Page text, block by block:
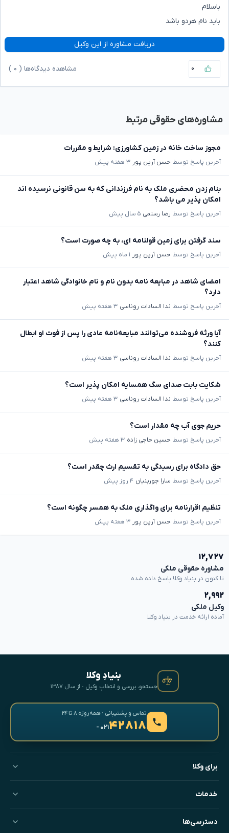
باسلام
باید نام هردو باشد
دریافت مشاوره از این وکیل
۰ مشاهده دیدگاه‌ها ( ۰
مشاوره‌های حقوقی مرتبط
مجوز ساخت خانه در زمین کشاورزی: شرایط و مقررات
آخرین پاسخ توسط حسن آرین پور ۳ هفته پیش
بنام زدن محضری ملک به نام فرزندانی که به سن قانونی نرسیده اند
امکان پذیر می باشد؟
آخرین پاسخ توسط رضا رستمی ۵ سال پیش
سند گرفتن برای زمین قولنامه ای، به چه صورت است؟
آخرین پاسخ توسط حسن آرین پور ۱ ماه پیش
امضای شاهد در مبایعه نامه بدون نام و نام خانوادگی شاهد اعتبار
دارد؟
آخرین پاسخ توسط ندا السادات روناسی ۳ هفته پیش
آیا ورثه فروشنده می‌توانند مبایعه‌نامه عادی را پس از فوت او ابطال
کنند؟
آخرین پاسخ توسط ندا السادات روناسی ۳ هفته پیش
شکایت بابت صدای سگ همسایه امکان پذیر است؟
آخرین پاسخ توسط ندا السادات روناسی ۳ هفته پیش
حریم جوی آب چه مقدار است؟
آخرین پاسخ توسط حسین حاجی زاده ۳ هفته پیش
حق دادگاه برای رسیدگی به تقسیم ارث چقدر است؟
آخرین پاسخ توسط سارا جوربنیان ۴ روز پیش
تنظیم اقرارنامه برای واگذاری ملک به همسر چگونه است؟
آخرین پاسخ توسط حسن آرین پور ۳ هفته پیش
۱۲,۷۲۷
مشاوره حقوقی ملکی
تا کنون در بنیاد وکلا پاسخ داده شده
۲,۹۹۲
وکیل ملکی
آماده ارائه خدمت در بنیاد وکلا
بنیادِ وکلا
جستجو، بررسی و انتخابِ وکیل · از سال ۱۳۸۷
تماس و پشتیبانی · همه‌روزه ۸ تا ۲۴
۴۲۸۱۸- ۰۲۱
برای وکلا
خدمات
دسترسی‌ها